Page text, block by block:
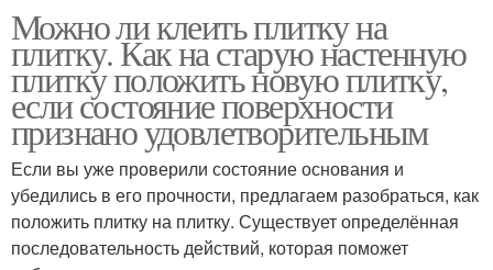
Можно ли клеить плитку на
плитку. Как на старую настенную
плитку положить новую плитку,
если состояние поверхности
признано удовлетворительным
Если вы уже проверили состояние основания и
убедились в его прочности, предлагаем разобраться, как
положить плитку на плитку. Существует определённая
последовательность действий, которая поможет